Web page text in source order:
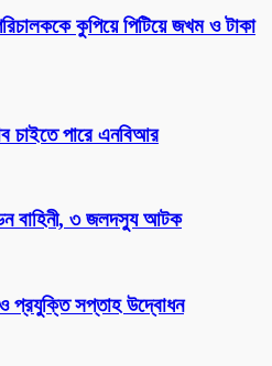
কুপিয়ে পিটিয়ে জখম ও টাকা
চাইতে পারে এনবিআর
বাহিনী, ৩ জলদস্যু আটক
ও প্রযুক্তি সপ্তাহ উদ্বোধন